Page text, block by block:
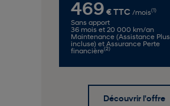
469 € TTC /mois(1)
Sans apport
36 mois et 20 000 km/an
Maintenance (Assistance Plus
incluse) et Assurance Perte
financière(2)
Découvrir l'offre